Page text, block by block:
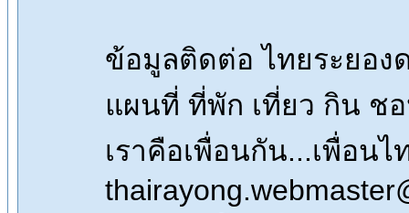
ข้อมูลติดต่อ ไทยระยอง
แผนที่ ที่พัก เที่ยว กิน ช
เราคือเพื่อนกัน...เพื่อน